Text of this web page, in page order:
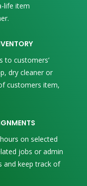
life item
to customers’
dry cleaner or
customers item,
on selected
jobs or admin
and keep track of